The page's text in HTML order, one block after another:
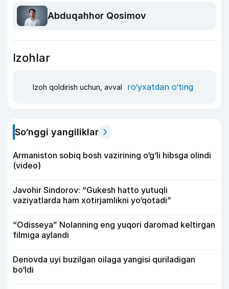
Abduqahhor Qosimov
Izohlar
Izoh qoldirish uchun, avval ro‘yxatdan o‘ting
So‘nggi yangiliklar
Armaniston sobiq bosh vazirining o‘g‘li hibsga olindi
(video)
Javohir Sindorov: “Gukesh hatto yutuqli
vaziyatlarda ham xotirjamlikni yo‘qotadi”
“Odisseya” Nolanning eng yuqori daromad keltirgan
filmiga aylandi
Denovda uyi buzilgan oilaga yangisi quriladigan
bo‘ldi